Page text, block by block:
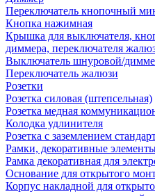
Переключатель кнопочный
Кнопка нажимная
Крышка для выключателя,
диммера, переключателя
Выключатель шнуровой/
Переключатель жалюзи
Розетки
Розетка силовая (штепсельная)
Розетка медная
Колодка удлинителя
Розетка с заземлением
Рамки, декоративные
Рамка декоративная для
Основание для открытого
Корпус накладной для